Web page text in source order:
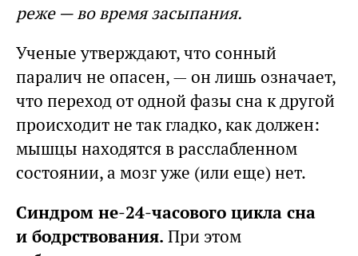
реже — во время засыпания.
Ученые утверждают, что сонный
паралич не опасен, — он лишь означает,
что переход от одной фазы сна к другой
происходит не так гладко, как должен:
мышцы находятся в расслабленном
состоянии, а мозг уже (или еще) нет.
Синдром не-24-часового цикла сна
и бодрствования. При этом